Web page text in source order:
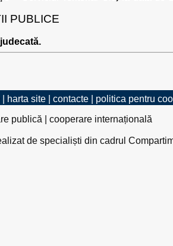
PUBLICE
| harta site| contacte| politica pentru
publică cooperare internațională
de specialiști din cadrul